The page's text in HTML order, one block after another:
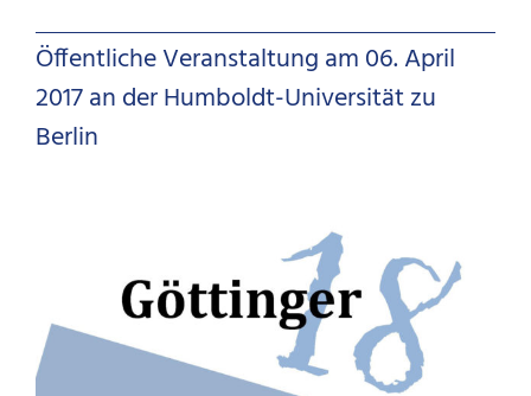
Öffentliche Veranstaltung am 06. April
2017 an der Humboldt-Universität zu
Berlin